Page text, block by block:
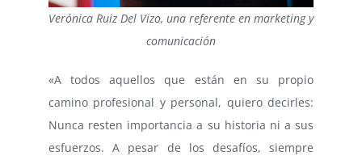
Verónica Ruiz Del Vizo, una referente en marketing y
comunicación
«A todos aquellos que están en su propio
camino profesional y personal, quiero decirles:
Nunca resten importancia a su historia ni a sus
esfuerzos. A pesar de los desafíos, siempre